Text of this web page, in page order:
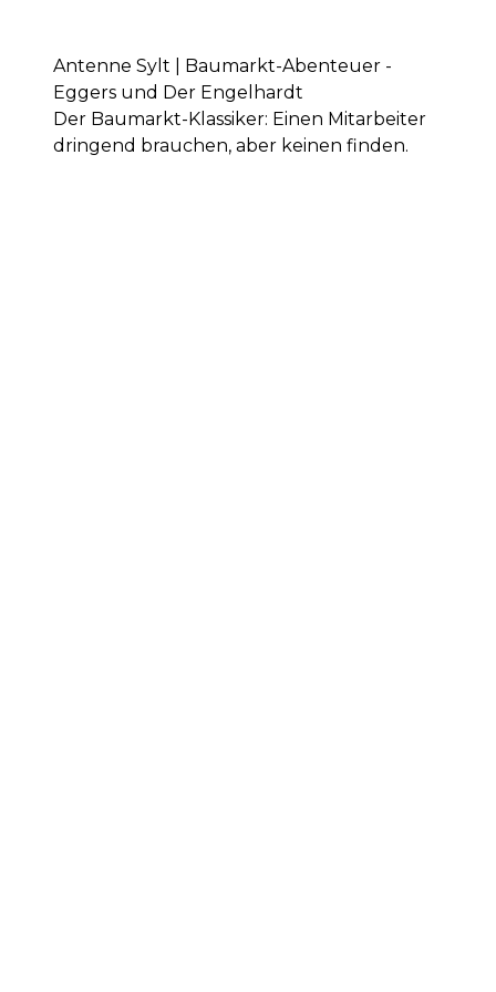
Antenne Sylt | Baumarkt-Abenteuer -
Eggers und Der Engelhardt
Der Baumarkt-Klassiker: Einen Mitarbeiter
dringend brauchen, aber keinen finden.